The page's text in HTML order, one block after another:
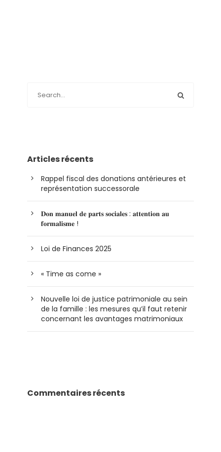
Articles récents
Rappel fiscal des donations antérieures et
représentation successorale
𝐃𝐨𝐧 𝐦𝐚𝐧𝐮𝐞𝐥 𝐝𝐞 𝐩𝐚𝐫𝐭𝐬 𝐬𝐨𝐜𝐢𝐚𝐥𝐞𝐬 : 𝐚𝐭𝐭𝐞𝐧𝐭𝐢𝐨𝐧 𝐚𝐮
𝐟𝐨𝐫𝐦𝐚𝐥𝐢𝐬𝐦𝐞 !
Loi de Finances 2025
« Time as come »
Nouvelle loi de justice patrimoniale au sein
de la famille : les mesures qu’il faut retenir
concernant les avantages matrimoniaux
Commentaires récents